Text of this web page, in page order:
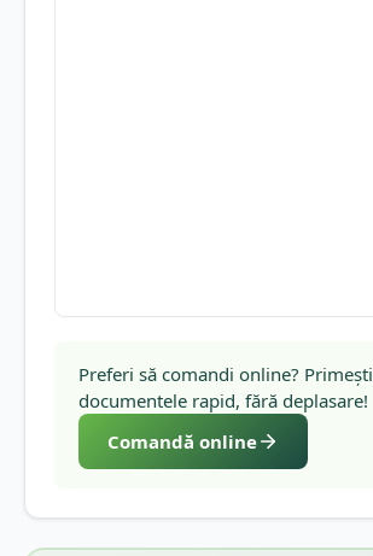
Preferi să comandi online? Primești
documentele rapid, fără deplasare!
Comandă online